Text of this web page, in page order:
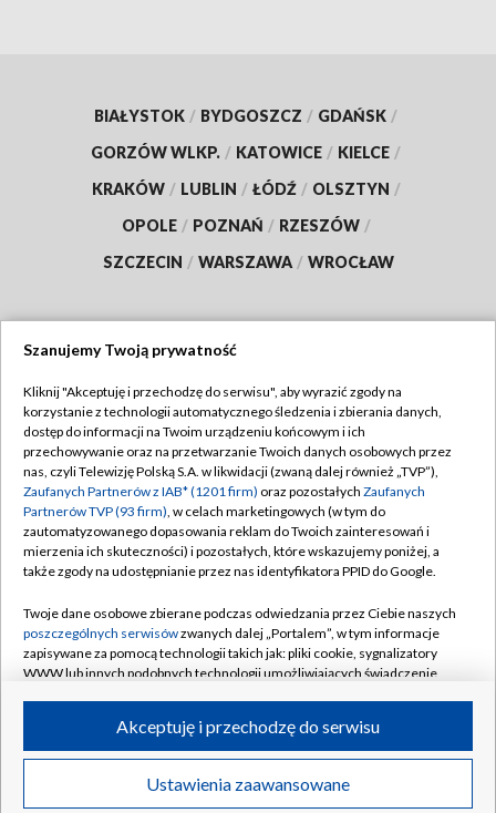
BIAŁYSTOK / BYDGOSZCZ / GDAŃSK /
GORZÓW WLKP. / KATOWICE / KIELCE /
KRAKÓW / LUBLIN / ŁÓDŹ / OLSZTYN /
OPOLE / POZNAŃ / RZESZÓW /
SZCZECIN / WARSZAWA / WROCŁAW
TVP
Abonament TVP
Emisja w TVP
Centrum informacji TVP
Naziemna Telewizja Cyfrowa
Rada Programowa
System NOS
Informacje o nadawcy
Program dla prasy
Ogłoszenie przetargowe
Regulamin TVP
Polityka prywatności
Moje zgody
Pomoc
Kontakt
Kanały
©2026 Telewizja Polska S.A. w likwidacji
Szanujemy Twoją prywatność
Kliknij "Akceptuję i przechodzę do serwisu", aby wyrazić zgody na
korzystanie z technologii automatycznego śledzenia i zbierania danych,
dostęp do informacji na Twoim urządzeniu końcowym i ich
przechowywanie oraz na przetwarzanie Twoich danych osobowych przez
nas, czyli Telewizję Polską S.A. w likwidacji (zwaną dalej również „TVP”),
Zaufanych Partnerów z IAB* (1201 firm) oraz pozostałych Zaufanych
Partnerów TVP (93 firm), w celach marketingowych (w tym do
zautomatyzowanego dopasowania reklam do Twoich zainteresowań i
mierzenia ich skuteczności) i pozostałych, które wskazujemy poniżej, a
także zgody na udostępnianie przez nas identyfikatora PPID do Google.
Twoje dane osobowe zbierane podczas odwiedzania przez Ciebie naszych
poszczególnych serwisówzwanych dalej „Portalem”, w tym informacje
zapisywane za pomocą technologii takich jak: pliki cookie, sygnalizatory
WWW lub innych podobnych technologii umożliwiających świadczenie
ruchu w Internecie.
Twoje dane osobowe zbierane podczas odwiedzania przez Ciebie
poszczególnych serwisówna Portalu, takie jak adresy IP, identyfikatory
Ustawienia zaawansowane
Akceptuję i przechodzę do serwisu